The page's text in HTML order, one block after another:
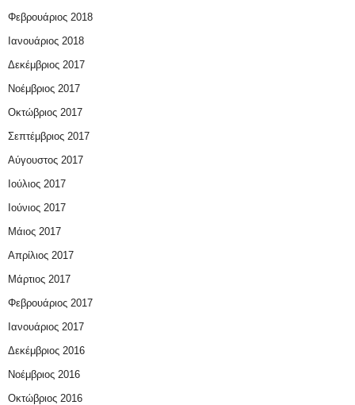
Φεβρουάριος 2018
Ιανουάριος 2018
Δεκέμβριος 2017
Νοέμβριος 2017
Οκτώβριος 2017
Σεπτέμβριος 2017
Αύγουστος 2017
Ιούλιος 2017
Ιούνιος 2017
Μάιος 2017
Απρίλιος 2017
Μάρτιος 2017
Φεβρουάριος 2017
Ιανουάριος 2017
Δεκέμβριος 2016
Νοέμβριος 2016
Οκτώβριος 2016